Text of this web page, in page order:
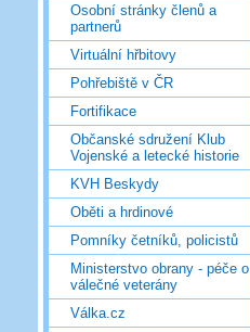
Osobní stránky členů a
partnerů
Virtuální hřbitovy
Pohřebiště v ČR
Fortifikace
Občanské sdružení Klub
Vojenské a letecké historie
KVH Beskydy
Oběti a hrdinové
Pomníky četníků, policistů
Ministerstvo obrany - péče o
válečné veterány
Válka.cz